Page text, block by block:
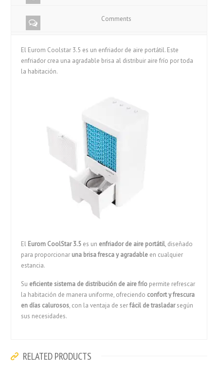
Comments
El Eurom Coolstar 3.5 es un enfriador de aire portátil. Este
enfriador crea una agradable brisa al distribuir aire frío por toda
la habitación.
El Eurom CoolStar 3.5 es un enfriador de aire portátil, diseñado
para proporcionar una brisa fresca y agradable en cualquier
estancia.
Su eficiente sistema de distribución de aire frío permite refrescar
la habitación de manera uniforme, ofreciendo confort y frescura
en días calurosos, con la ventaja de serfácil de trasladarsegún
sus necesidades.
RELATED PRODUCTS